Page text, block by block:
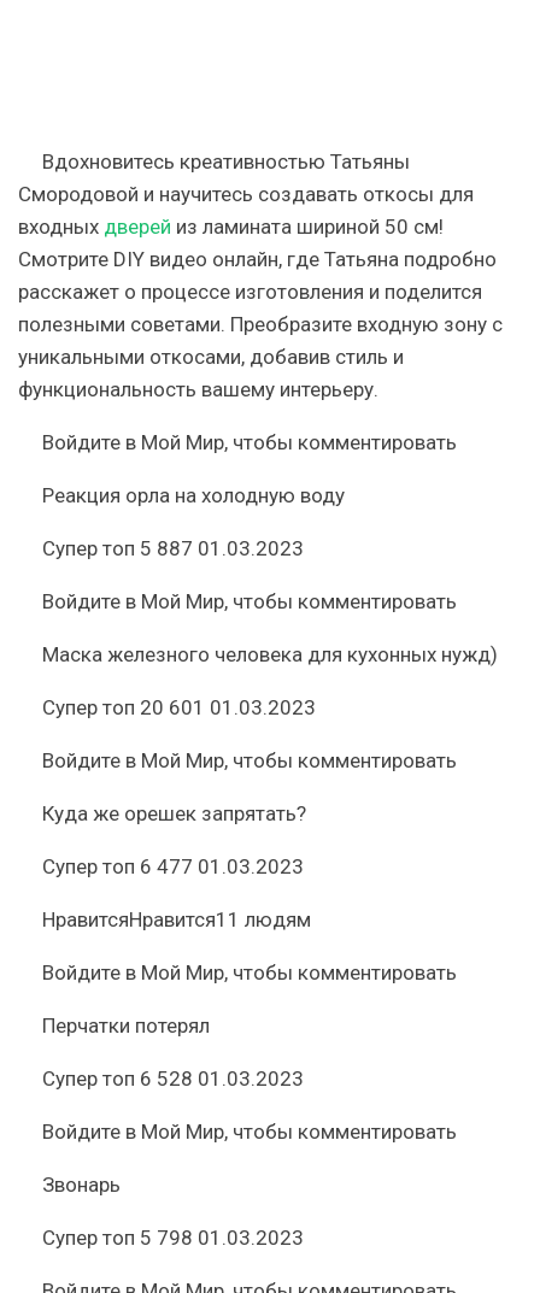
Вдохновитесь креативностью Татьяны
Смородовой и научитесь создавать откосы для
входных дверей из ламината шириной 50 см!
Смотрите DIY видео онлайн, где Татьяна подробно
расскажет о процессе изготовления и поделится
полезными советами. Преобразите входную зону с
уникальными откосами, добавив стиль и
функциональность вашему интерьеру.
Войдите в Мой Мир, чтобы комментировать
Реакция орла на холодную воду
Супер топ 5 887 01.03.2023
Войдите в Мой Мир, чтобы комментировать
Маска железного человека для кухонных нужд)
Супер топ 20 601 01.03.2023
Войдите в Мой Мир, чтобы комментировать
Куда же орешек запрятать?
Супер топ 6 477 01.03.2023
НравитсяНравится11 людям
Войдите в Мой Мир, чтобы комментировать
Перчатки потерял
Супер топ 6 528 01.03.2023
Войдите в Мой Мир, чтобы комментировать
Звонарь
Супер топ 5 798 01.03.2023